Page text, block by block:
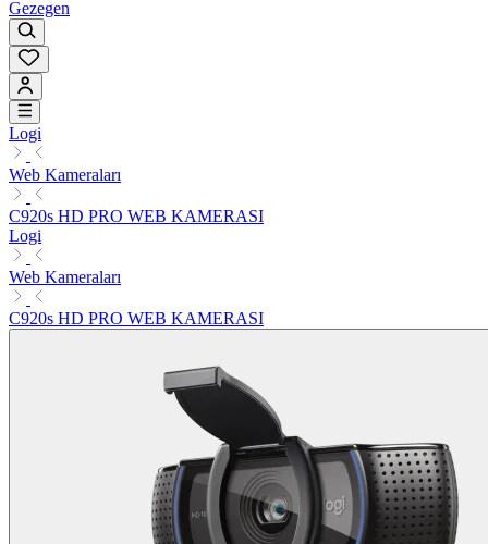
Gezegen
Logi
Web Kameraları
C920s HD PRO WEB KAMERASI
Logi
Web Kameraları
C920s HD PRO WEB KAMERASI